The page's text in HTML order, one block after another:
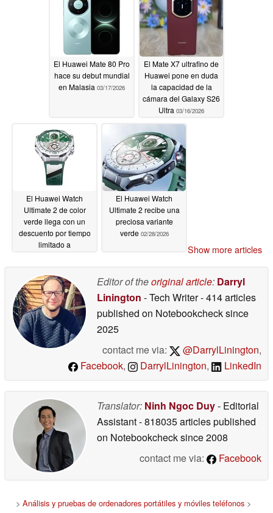
El Huawei Mate 80 Pro
hace su debut mundial
en Malasia 03/17/2026
El Mate X7 ultrafino de
Huawei pone en duda
la capacidad de la
cámara del Galaxy S26
Ultra 03/16/2026
El Huawei Watch
Ultimate 2 de color
verde llega con un
descuento por tiempo
limitado a
El Huawei Watch
Ultimate 2 recibe una
preciosa variante
verde 02/28/2026
Show more articles
Editor of theoriginal article: Darryl
Linington - Tech Writer- 414 articles
published on Notebookchecksince
2025
contact me via:
@DarrylLinington,
Facebook, DarrylLinington, LinkedIn
Translator: Ninh Ngoc Duy- Editorial
Assistant- 818035 articles published
on Notebookchecksince 2008
contact me via:
Facebook
> Análisis y pruebas de ordenadores portátiles y móviles teléfonos >